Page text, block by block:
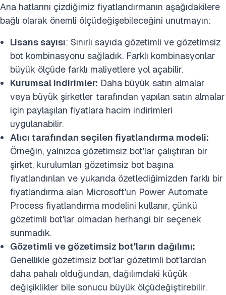
Ana hatlarını çizdiğimiz fiyatlandırmanın aşağıdakilere
bağlı olarak önemli ölçüdeğişebileceğini unutmayın:
Lisans sayısı: Sınırlı sayıda gözetimli ve gözetimsiz
bot kombinasyonu sağladık. Farklı kombinasyonlar
büyük ölçüde farklı maliyetlere yol açabilir.
Kurumsal indirimler: Daha büyük satın almalar
veya büyük şirketler tarafından yapılan satın almalar
için paylaşılan fiyatlara hacim indirimleri
uygulanabilir.
Alıcı tarafından seçilen fiyatlandırma modeli:
Örneğin, yalnızca gözetimsiz bot'lar çalıştıran bir
şirket, kurulumları gözetimsiz bot başına
fiyatlandırılan ve yukarıda özetlediğimizden farklı bir
fiyatlandırma alan Microsoft'un Power Automate
Process fiyatlandırma modelini kullanır, çünkü
gözetimli bot'lar olmadan herhangi bir seçenek
sunmadık.
Gözetimli ve gözetimsiz bot'ların dağılımı:
Genellikle gözetimsiz bot'lar gözetimli bot'lardan
daha pahalı olduğundan, dağılımdaki küçük
değişiklikler bile sonucu büyük ölçüdeğiştirebilir.